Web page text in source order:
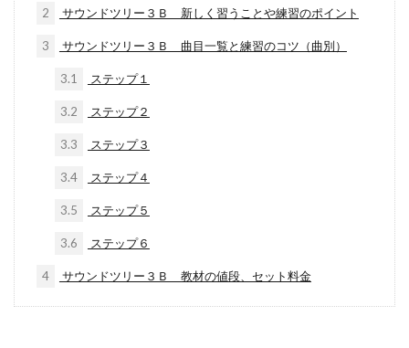
2 サウンドツリー３Ｂ 新しく習うことや練習のポイント
3 サウンドツリー３Ｂ 曲目一覧と練習のコツ（曲別）
3.1 ステップ１
3.2 ステップ２
3.3 ステップ３
3.4 ステップ４
3.5 ステップ５
3.6 ステップ６
4 サウンドツリー３Ｂ 教材の値段、セット料金